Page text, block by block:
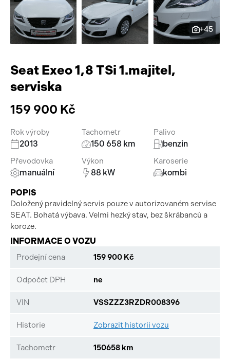
Pracovní stroje
Náhradní díly
Příslušenství
Auto a život
Videa
+45
Seat Exeo 1,8 TSi 1.majitel,
serviska
159 900 Kč
Rok výroby
2013
Tachometr
150 658 km
Palivo
benzin
Převodovka
manuální
Výkon
88 kW
Karoserie
kombi
POPIS
Doložený pravidelný servis pouze v autorizovaném servise
SEAT. Bohatá výbava. Velmi hezký stav, bez škrábanců a
koroze.
INFORMACE O VOZU
Prodejní cena 159 900 Kč
Odpočet DPH ne
VIN VSSZZZ3RZDR008396
Historie Zobrazit historii vozu
Tachometr 150658 km